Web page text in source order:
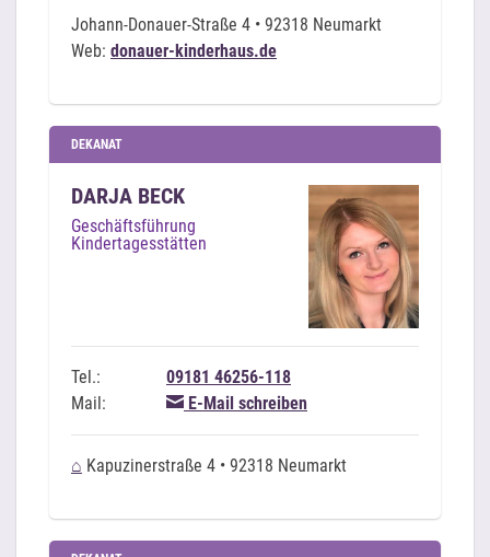
Johann-Donauer-Straße 4 • 92318 Neumarkt
Web: donauer-kinderhaus.de
DEKANAT
DARJA BECK
Geschäftsführung
Kindertagesstätten
Tel.:
09181 46256-118
Mail:
E-Mail schreiben
⌂ Kapuzinerstraße 4 • 92318 Neumarkt